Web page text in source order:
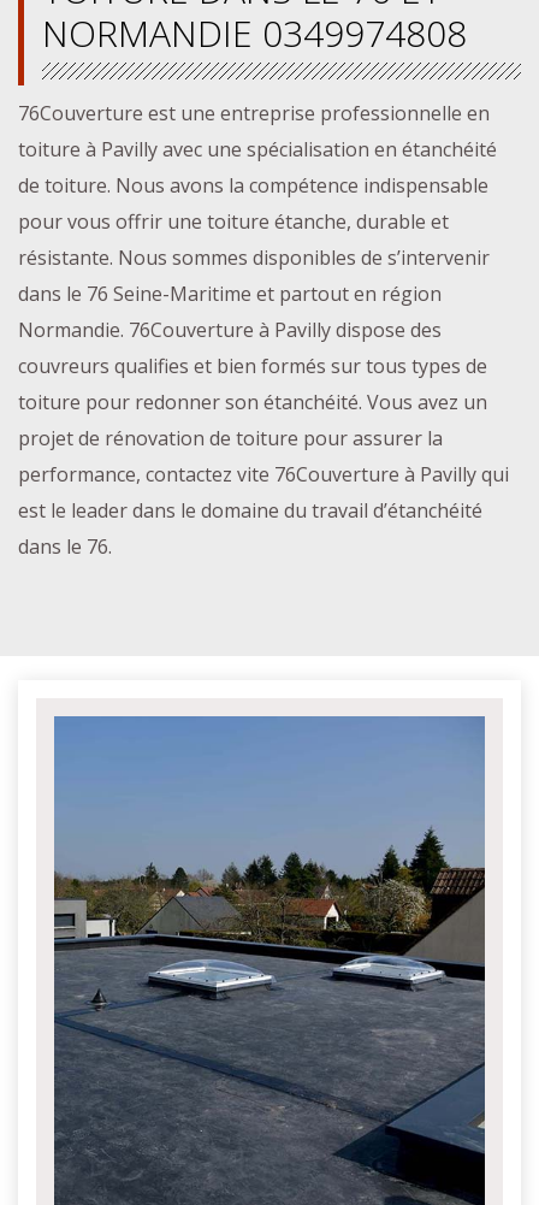
NORMANDIE 0349974808
76Couverture est une entreprise professionnelle en
toiture à Pavilly avec une spécialisation en étanchéité
de toiture. Nous avons la compétence indispensable
pour vous offrir une toiture étanche, durable et
résistante. Nous sommes disponibles de s’intervenir
dans le 76 Seine-Maritime et partout en région
Normandie. 76Couverture à Pavilly dispose des
couvreurs qualifies et bien formés sur tous types de
toiture pour redonner son étanchéité. Vous avez un
projet de rénovation de toiture pour assurer la
performance, contactez vite 76Couverture à Pavilly qui
est le leader dans le domaine du travail d’étanchéité
dans le 76.